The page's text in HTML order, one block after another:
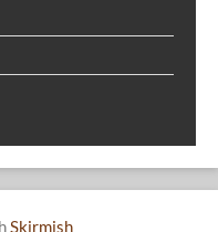
Skirmish